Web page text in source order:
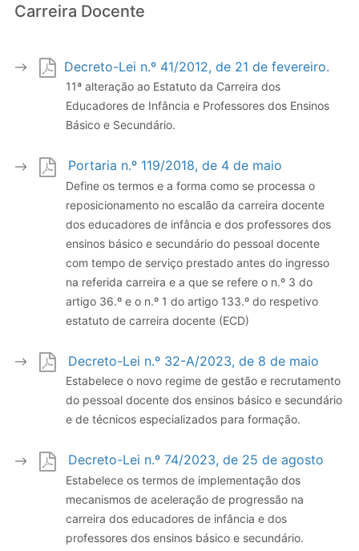
Carreira Docente
Decreto-Lei n.º 41/2012, de 21 de fevereiro.
11ª alteração ao Estatuto da Carreira dos
Educadores de Infância e Professores dos Ensinos
Básico e Secundário.
Portaria n.º 119/2018, de 4 de maio
Define os termos e a forma como se processa o
reposicionamento no escalão da carreira docente
dos educadores de infância e dos professores dos
ensinos básico e secundário do pessoal docente
com tempo de serviço prestado antes do ingresso
na referida carreira e a que se refere o n.º 3 do
artigo 36.º e o n.º 1 do artigo 133.º do respetivo
estatuto de carreira docente (ECD)
Decreto-Lei n.º 32-A/2023, de 8 de maio
Estabelece o novo regime de gestão e recrutamento
do pessoal docente dos ensinos básico e secundário
e de técnicos especializados para formação.
Decreto-Lei n.º 74/2023, de 25 de agosto
Estabelece os termos de implementação dos
mecanismos de aceleração de progressão na
carreira dos educadores de infância e dos
professores dos ensinos básico e secundário.